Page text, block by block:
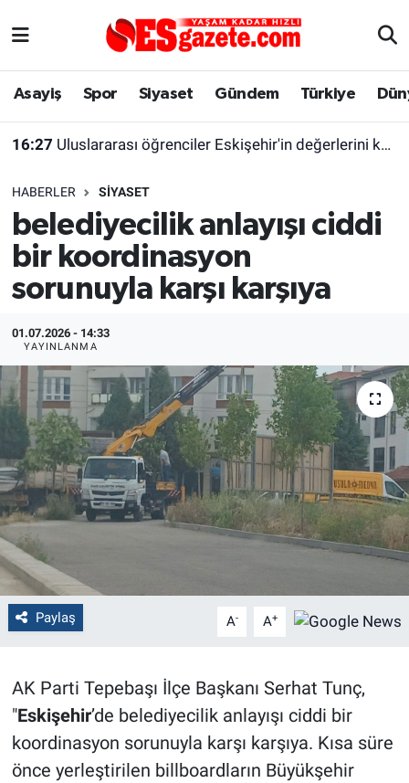
Asayiş Spor Siyaset Gündem Türkiye
16:27 Uluslararası öğrenciler Eskişehir'in değerlerini keşfetti
HABERLER SIYASET
belediyecilik anlayışı ciddi
bir koordinasyon
sorunuyla karşı karşıya
01.07.2026 - 14:33
YAYINLANMA
Paylaş A- A+
AK Parti Tepebaşı İlçe Başkanı Serhat Tunç,
"Eskişehir’de belediyecilik anlayışı ciddi bir
koordinasyon sorunuyla karşı karşıya. Kısa süre
önce yerleştirilen billboardların Büyükşehir
Asayiş
Gündem
Türkiye
Dünya
Sağlık
Alış-Veriş/İş dünyası
Yaşam
Eskişehirspor Arşivi
Eskişehir Arşivi
Röportaj
Ekonomi
Kültür Sanat
Politika
Bilecik
Gezi
Genel
Yerel
Magazin
Eskişehir Nöbetçi Eczaneler
Süper Lig Puan Durumu ve Fikstür
Tüm Manşetler
Son Dakika Haberleri
Haber Arşivi